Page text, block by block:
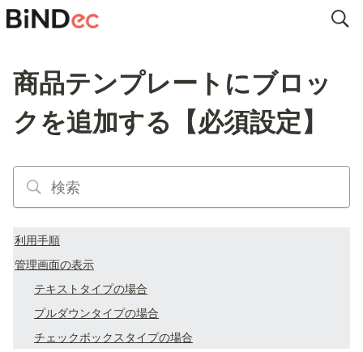
商品テンプレートにブロッ
クを追加する【必須設定】
利用手順
管理画面の表示
テキストタイプの場合
プルダウンタイプの場合
チェックボックスタイプの場合